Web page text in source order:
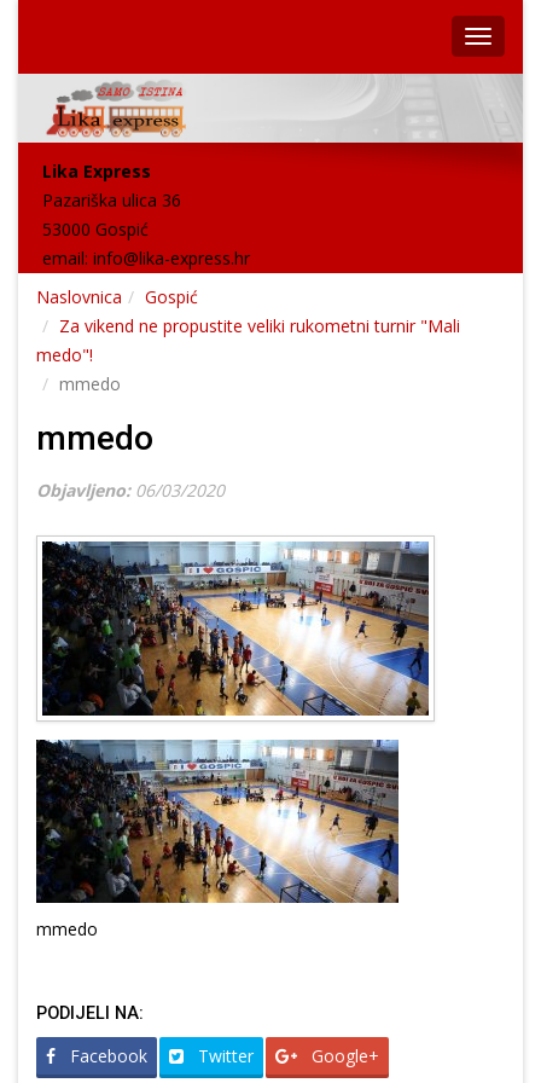
Lika Express
Pazariška ulica 36
53000 Gospić
email: info@lika-express.hr
Naslovnica
Gospić
Za vikend ne propustite veliki rukometni turnir "Mali
medo"!
mmedo
mmedo
Objavljeno: 06/03/2020
mmedo
PODIJELI NA:
Facebook Twitter Google+